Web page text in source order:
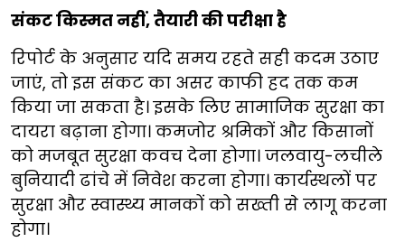
संकट किस्मत नहीं, तैयारी की परीक्षा है
रिपोर्ट के अनुसार यदि समय रहते सही कदम उठाए
जाएं, तो इस संकट का असर काफी हद तक कम
किया जा सकता है। इसके लिए सामाजिक सुरक्षा का
दायरा बढ़ाना होगा। कमजोर श्रमिकों और किसानों
को मजबूत सुरक्षा कवच देना होगा। जलवायु-लचीले
बुनियादी ढांचे में निवेश करना होगा। कार्यस्थलों पर
सुरक्षा और स्वास्थ्य मानकों को सख्ती से लागू करना
होगा।